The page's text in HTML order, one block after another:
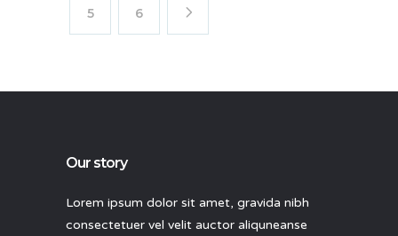
5 6
Our story
Lorem ipsum dolor sit amet, gravida nibh
consectetuer vel velit auctor aliquneanse